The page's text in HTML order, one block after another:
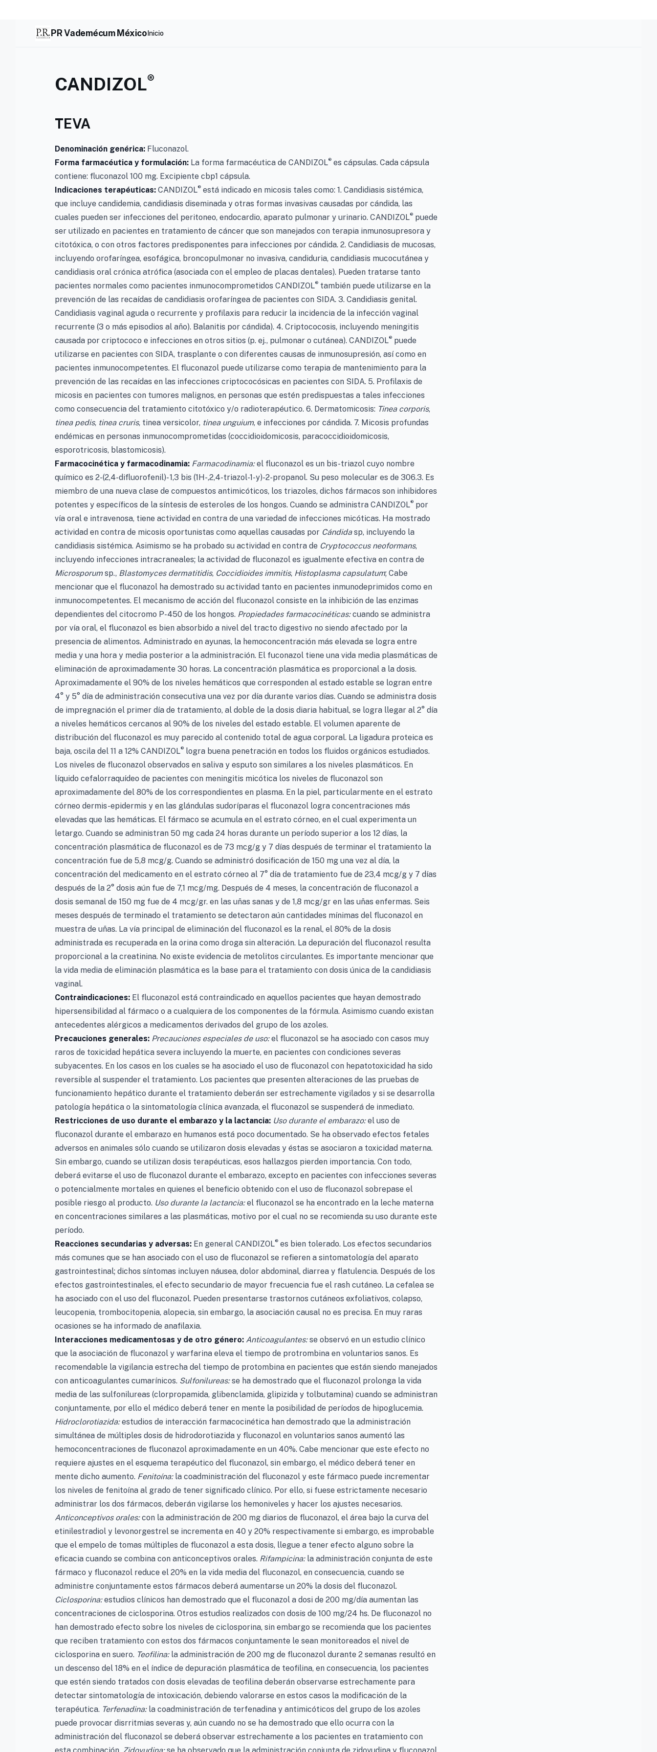
PR Vademécum MéxicoInicio
CANDIZOL®
TEVA
Denominación genérica: Fluconazol.
Forma farmacéutica y formulación: La forma farmacéutica de CANDIZOL® es cápsulas. Cada cápsula
contiene: fluconazol 100 mg. Excipiente cbp1 cápsula.
Indicaciones terapéuticas: CANDIZOL® está indicado en micosis tales como: 1. Candidiasis sistémica,
que incluye candidemia, candidiasis diseminada y otras formas invasivas causadas por cándida, las
cuales pueden ser infecciones del peritoneo, endocardio, aparato pulmonar y urinario. CANDIZOL® puede
ser utilizado en pacientes en tratamiento de cáncer que son manejados con terapia inmunosupresora y
citotóxica, o con otros factores predisponentes para infecciones por cándida. 2. Candidiasis de mucosas,
incluyendo orofaríngea, esofágica, broncopulmonar no invasiva, candiduria, candidiasis mucocutánea y
candidiasis oral crónica atrófica (asociada con el empleo de placas dentales). Pueden tratarse tanto
pacientes normales como pacientes inmunocomprometidos CANDIZOL® también puede utilizarse en la
prevención de las recaídas de candidiasis orofaríngea de pacientes con SIDA. 3. Candidiasis genital.
Candidiasis vaginal aguda o recurrente y profilaxis para reducir la incidencia de la infección vaginal
recurrente (3 o más episodios al año). Balanitis por cándida). 4. Criptococosis, incluyendo meningitis
causada por criptococo e infecciones en otros sitios (p. ej., pulmonar o cutánea). CANDIZOL® puede
utilizarse en pacientes con SIDA, trasplante o con diferentes causas de inmunosupresión, así como en
pacientes inmunocompetentes. El fluconazol puede utilizarse como terapia de mantenimiento para la
prevención de las recaídas en las infecciones criptococósicas en pacientes con SIDA. 5. Profilaxis de
micosis en pacientes con tumores malignos, en personas que estén predispuestas a tales infecciones
como consecuencia del tratamiento citotóxico y/o radioterapéutico. 6. Dermatomicosis: Tinea corporis,
tinea pedis, tinea cruris, tinea versicolor, tinea unguium, e infecciones por cándida. 7. Micosis profundas
endémicas en personas inmunocomprometidas (coccidioidomicosis, paracoccidioidomicosis,
esporotricosis, blastomicosis).
Farmacocinética y farmacodinamia: Farmacodinamia:el fluconazol es un bis-triazol cuyo nombre
químico es 2-(2,4-difluorofenil)- 1,3 bis (1H-,2,4-triazol-1-y)-2-propanol. Su peso molecular es de 306.3. Es
miembro de una nueva clase de compuestos antimicóticos, los triazoles, dichos fármacos son inhibidores
potentes y específicos de la síntesis de esteroles de los hongos. Cuando se administra CANDIZOL® por
vía oral e intravenosa, tiene actividad en contra de una variedad de infecciones micóticas. Ha mostrado
actividad en contra de micosis oportunistas como aquellas causadas por Cándidasp, incluyendo la
candidiasis sistémica. Asimismo se ha probado su actividad en contra de Cryptococcus neoformans,
incluyendo infecciones intracraneales; la actividad de fluconazol es igualmente efectiva en contra de
Microsporumsp., Blastomyces dermatitidis, Coccidioides immitis, Histoplasma capsulatum; Cabe
mencionar que el fluconazol ha demostrado su actividad tanto en pacientes inmunodeprimidos como en
inmunocompetentes. El mecanismo de acción del fluconazol consiste en la inhibición de las enzimas
dependientes del citocromo P-450 de los hongos. Propiedades farmacocinéticas:cuando se administra
por vía oral, el fluconazol es bien absorbido a nivel del tracto digestivo no siendo afectado por la
presencia de alimentos. Administrado en ayunas, la hemoconcentración más elevada se logra entre
media y una hora y media posterior a la administración. El fuconazol tiene una vida media plasmáticas de
eliminación de aproximadamente 30 horas. La concentración plasmática es proporcional a la dosis.
Aproximadamente el 90% de los niveles hemáticos que corresponden al estado estable se logran entre
4° y 5° día de administración consecutiva una vez por día durante varios días. Cuando se administra dosis
de impregnación el primer día de tratamiento, al doble de la dosis diaria habitual, se logra llegar al 2° día
a niveles hemáticos cercanos al 90% de los niveles del estado estable. El volumen aparente de
distribución del fluconazol es muy parecido al contenido total de agua corporal. La ligadura proteica es
baja, oscila del 11 a 12% CANDIZOL® logra buena penetración en todos los fluidos orgánicos estudiados.
Los niveles de fluconazol observados en saliva y esputo son similares a los niveles plasmáticos. En
líquido cefalorraquídeo de pacientes con meningitis micótica los niveles de fluconazol son
aproximadamente del 80% de los correspondientes en plasma. En la piel, particularmente en el estrato
córneo dermis-epidermis y en las glándulas sudoríparas el fluconazol logra concentraciones más
elevadas que las hemáticas. El fármaco se acumula en el estrato córneo, en el cual experimenta un
letargo. Cuando se administran 50 mg cada 24 horas durante un período superior a los 12 días, la
concentración plasmática de fluconazol es de 73 mcg/g y 7 días después de terminar el tratamiento la
concentración fue de 5,8 mcg/g. Cuando se administró dosificación de 150 mg una vez al día, la
concentración del medicamento en el estrato córneo al 7° día de tratamiento fue de 23,4 mcg/g y 7 días
después de la 2° dosis aún fue de 7,1 mcg/mg. Después de 4 meses, la concentración de fluconazol a
dosis semanal de 150 mg fue de 4 mcg/gr. en las uñas sanas y de 1,8 mcg/gr en las uñas enfermas. Seis
meses después de terminado el tratamiento se detectaron aún cantidades mínimas del fluconazol en
muestra de uñas. La vía principal de eliminación del fluconazol es la renal, el 80% de la dosis
administrada es recuperada en la orina como droga sin alteración. La depuración del fluconazol resulta
proporcional a la creatinina. No existe evidencia de metolitos circulantes. Es importante mencionar que
la vida media de eliminación plasmática es la base para el tratamiento con dosis única de la candidiasis
vaginal.
Contraindicaciones: El fluconazol está contraindicado en aquellos pacientes que hayan demostrado
hipersensibilidad al fármaco o a cualquiera de los componentes de la fórmula. Asimismo cuando existan
antecedentes alérgicos a medicamentos derivados del grupo de los azoles.
Precauciones generales: Precauciones especiales de uso:el fluconazol se ha asociado con casos muy
raros de toxicidad hepática severa incluyendo la muerte, en pacientes con condiciones severas
subyacentes. En los casos en los cuales se ha asociado el uso de fluconazol con hepatotoxicidad ha sido
reversible al suspender el tratamiento. Los pacientes que presenten alteraciones de las pruebas de
funcionamiento hepático durante el tratamiento deberán ser estrechamente vigilados y si se desarrolla
patología hepática o la sintomatología clínica avanzada, el fluconazol se suspenderá de inmediato.
Restricciones de uso durante el embarazo y la lactancia: Uso durante el embarazo:el uso de
fluconazol durante el embarazo en humanos está poco documentado. Se ha observado efectos fetales
adversos en animales sólo cuando se utilizaron dosis elevadas y éstas se asociaron a toxicidad materna.
Sin embargo, cuando se utilizan dosis terapéuticas, esos hallazgos pierden importancia. Con todo,
deberá evitarse el uso de fluconazol durante el embarazo, excepto en pacientes con infecciones severas
o potencialmente mortales en quienes el beneficio obtenido con el uso de fluconazol sobrepase el
posible riesgo al producto. Uso durante la lactancia:el fluconazol se ha encontrado en la leche materna
en concentraciones similares a las plasmáticas, motivo por el cual no se recomienda su uso durante este
período.
Reacciones secundarias y adversas: En general CANDIZOL® es bien tolerado. Los efectos secundarios
más comunes que se han asociado con el uso de fluconazol se refieren a sintomatología del aparato
gastrointestinal; dichos síntomas incluyen náusea, dolor abdominal, diarrea y flatulencia. Después de los
efectos gastrointestinales, el efecto secundario de mayor frecuencia fue el rash cutáneo. La cefalea se
ha asociado con el uso del fluconazol. Pueden presentarse trastornos cutáneos exfoliativos, colapso,
leucopenia, trombocitopenia, alopecia, sin embargo, la asociación causal no es precisa. En muy raras
ocasiones se ha informado de anafilaxia.
Interacciones medicamentosas y de otro género: Anticoagulantes:se observó en un estudio clínico
que la asociación de fluconazol y warfarina eleva el tiempo de protrombina en voluntarios sanos. Es
recomendable la vigilancia estrecha del tiempo de protombina en pacientes que están siendo manejados
con anticoagulantes cumarínicos. Sulfonilureas:se ha demostrado que el fluconazol prolonga la vida
media de las sulfonilureas (clorpropamida, glibenclamida, glipizida y tolbutamina) cuando se administran
conjuntamente, por ello el médico deberá tener en mente la posibilidad de períodos de hipoglucemia.
Hidroclorotiazida:estudios de interacción farmacocinética han demostrado que la administración
simultánea de múltiples dosis de hidrodorotiazida y fluconazol en voluntarios sanos aumentó las
hemoconcentraciones de fluconazol aproximadamente en un 40%. Cabe mencionar que este efecto no
requiere ajustes en el esquema terapéutico del fluconazol, sin embargo, el médico deberá tener en
mente dicho aumento. Fenitoína:la coadministración del fluconazol y este fármaco puede incrementar
los niveles de fenitoína al grado de tener significado clínico. Por ello, si fuese estrictamente necesario
administrar los dos fármacos, deberán vigilarse los hemoniveles y hacer los ajustes necesarios.
Anticonceptivos orales:con la administración de 200 mg diarios de fluconazol, el área bajo la curva del
etinilestradiol y levonorgestrel se incrementa en 40 y 20% respectivamente si embargo, es improbable
que el empelo de tomas múltiples de fluconazol a esta dosis, llegue a tener efecto alguno sobre la
eficacia cuando se combina con anticonceptivos orales. Rifampicina:la administración conjunta de este
fármaco y fluconazol reduce el 20% en la vida media del fluconazol, en consecuencia, cuando se
administre conjuntamente estos fármacos deberá aumentarse un 20% la dosis del fluconazol.
Ciclosporina:estudios clínicos han demostrado que el fluconazol a dosi de 200 mg/día aumentan las
concentraciones de ciclosporina. Otros estudios realizados con dosis de 100 mg/24 hs. De fluconazol no
han demostrado efecto sobre los niveles de ciclosporina, sin embargo se recomienda que los pacientes
que reciben tratamiento con estos dos fármacos conjuntamente le sean monitoreados el nivel de
ciclosporina en suero. Teofilina:la administración de 200 mg de fluconazol durante 2 semanas resultó en
un descenso del 18% en el índice de depuración plasmática de teofilina, en consecuencia, los pacientes
que estén siendo tratados con dosis elevadas de teofilina deberán observarse estrechamente para
detectar sintomatología de intoxicación, debiendo valorarse en estos casos la modificación de la
terapéutica. Terfenadina:la coadministración de terfenadina y antimicóticos del grupo de los azoles
puede provocar disrritmias severas y, aún cuando no se ha demostrado que ello ocurra con la
administración del fluconazol se deberá observar estrechamente a los pacientes en tratamiento con